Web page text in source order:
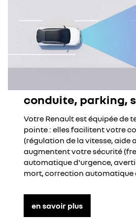
conduite, parking,
Votre Renault est équipée de
pointe : elles facilitent votre
(régulation de la vitesse, aide
augmentent votre sécurité
automatique d'urgence,
mort, correction automatique
en savoir plus